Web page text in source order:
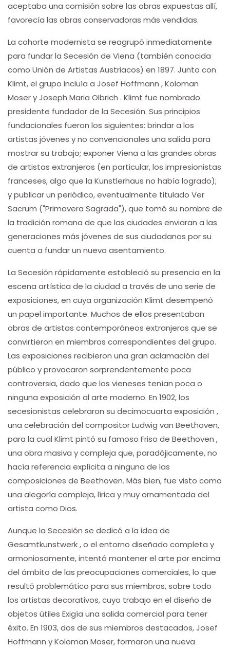
aceptaba una comisión sobre las obras expuestas allí,
favorecía las obras conservadoras más vendidas.
La cohorte modernista se reagrupó inmediatamente
para fundar la Secesión de Viena (también conocida
como Unión de Artistas Austriacos) en 1897. Junto con
Klimt, el grupo incluía a Josef Hoffmann , Koloman
Moser y Joseph Maria Olbrich . Klimt fue nombrado
presidente fundador de la Secesión. Sus principios
fundacionales fueron los siguientes: brindar a los
artistas jóvenes y no convencionales una salida para
mostrar su trabajo; exponer Viena a las grandes obras
de artistas extranjeros (en particular, los impresionistas
franceses, algo que la Kunstlerhaus no había logrado);
y publicar un periódico, eventualmente titulado Ver
Sacrum ("Primavera Sagrada"), que tomó su nombre de
la tradición romana de que las ciudades enviaran a las
generaciones más jóvenes de sus ciudadanos por su
cuenta a fundar un nuevo asentamiento.
La Secesión rápidamente estableció su presencia en la
escena artística de la ciudad a través de una serie de
exposiciones, en cuya organización Klimt desempeñó
un papel importante. Muchos de ellos presentaban
obras de artistas contemporáneos extranjeros que se
convirtieron en miembros correspondientes del grupo.
Las exposiciones recibieron una gran aclamación del
público y provocaron sorprendentemente poca
controversia, dado que los vieneses tenían poca o
ninguna exposición al arte moderno. En 1902, los
secesionistas celebraron su decimocuarta exposición ,
una celebración del compositor Ludwig van Beethoven,
para la cual Klimt pintó su famoso Friso de Beethoven ,
una obra masiva y compleja que, paradójicamente, no
hacía referencia explícita a ninguna de las
composiciones de Beethoven. Más bien, fue visto como
una alegoría compleja, lírica y muy ornamentada del
artista como Dios.
Aunque la Secesión se dedicó a la idea de
Gesamtkunstwerk , o el entorno diseñado completa y
armoniosamente, intentó mantener el arte por encima
del ámbito de las preocupaciones comerciales, lo que
resultó problemático para sus miembros, sobre todo
los artistas decorativos, cuyo trabajo en el diseño de
objetos útiles Exigía una salida comercial para tener
éxito. En 1903, dos de sus miembros destacados, Josef
Hoffmann y Koloman Moser, formaron una nueva